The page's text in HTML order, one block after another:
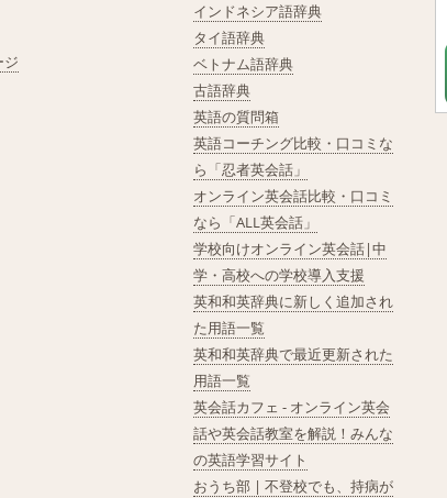
ジ
インドネシア語辞典
タイ語辞典
ベトナム語辞典
古語辞典
英語の質問箱
英語コーチング比較・口コミな
ら「忍者英会話」
オンライン英会話比較・口コミ
なら「ALL英会話」
学校向けオンライン英会話|中
学・高校への学校導入支援
英和和英辞典に新しく追加され
た用語一覧
英和和英辞典で最近更新された
用語一覧
英会話カフェ - オンライン英会
話や英会話教室を解説！みんな
の英語学習サイト
おうち部 | 不登校でも、持病が